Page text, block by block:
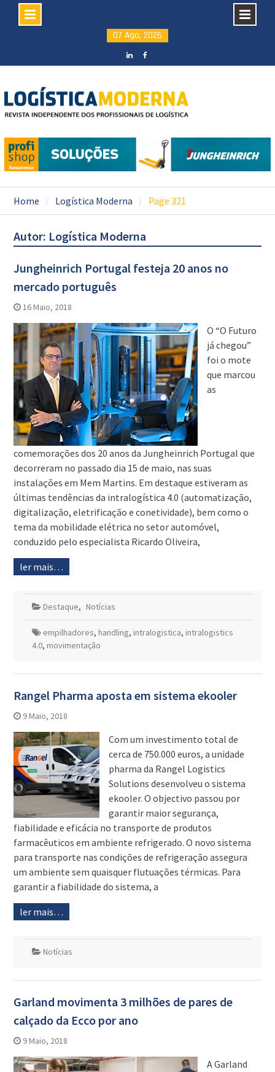
content
07 Ago, 2026
Home Logística Moderna Page 321
Autor: Logística Moderna
Jungheinrich Portugal festeja 20 anos no
mercado português
16 Maio, 2018
O “O Futuro
já chegou”
foi o mote
que marcou
as
comemorações dos 20 anos da Jungheinrich Portugal que
decorreram no passado dia 15 de maio, nas suas
instalações em Mem Martins. Em destaque estiveram as
últimas tendências da intralogística 4.0 (automatização,
digitalização, eletrificação e conetividade), bem como o
tema da mobilidade elétrica no setor automóvel,
conduzido pelo especialista Ricardo Oliveira,
ler mais…
Destaque, Notícias
empilhadores, handling, intralogistica, intralogistics
4.0, movimentação
Rangel Pharma aposta em sistema ekooler
9 Maio, 2018
Com um investimento total de
cerca de 750.000 euros, a unidade
pharma da Rangel Logistics
Solutions desenvolveu o sistema
ekooler. O objectivo passou por
garantir maior segurança,
fiabilidade e eficácia no transporte de produtos
farmacêuticos em ambiente refrigerado. O novo sistema
para transporte nas condições de refrigeração assegura
um ambiente sem quaisquer flutuações térmicas. Para
garantir a fiabilidade do sistema, a
ler mais…
Notícias
Garland movimenta 3 milhões de pares de
calçado da Ecco por ano
9 Maio, 2018
A Garland